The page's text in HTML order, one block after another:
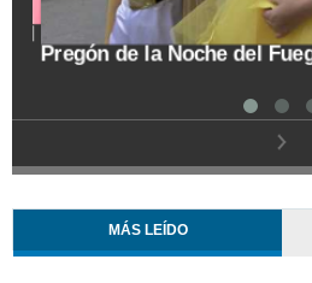
Trasladan a búho orejudo al
Alcázares
MÁS LEÍDO